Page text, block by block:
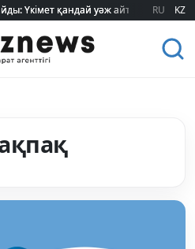
әлеуметтің табысы туралы түсінігі
RU KZ